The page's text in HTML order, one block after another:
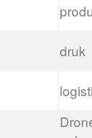
druk